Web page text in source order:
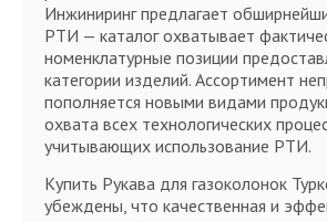
Инжиниринг предлагает
РТИ — каталог охватывает
номенклатурные позиции
категории изделий. Ассортимент
пополняется новыми видами
охвата всех технологических
учитывающих использование РТИ.
Купить Рукава для газоколонок
убеждены, что качественная и